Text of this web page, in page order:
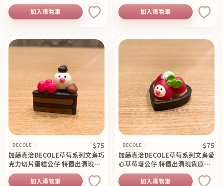
加入購物車 加入購物車
DECOLE $75
加藤真治DECOLE草莓系列文鳥巧
克力切片蛋糕公仔 特價出清現貨
原價120
加入購物車
DECOLE $75
加藤真治DECOLE草莓系列文鳥愛
心草莓塔公仔 特價出清現貨原價1
20
加入購物車